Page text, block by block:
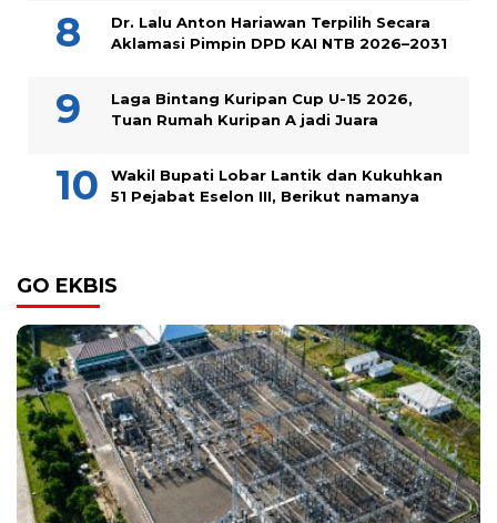
Dr. Lalu Anton Hariawan Terpilih Secara
Aklamasi Pimpin DPD KAI NTB 2026–2031
Laga Bintang Kuripan Cup U-15 2026,
Tuan Rumah Kuripan A jadi Juara
Wakil Bupati Lobar Lantik dan Kukuhkan
51 Pejabat Eselon III, Berikut namanya
GO EKBIS